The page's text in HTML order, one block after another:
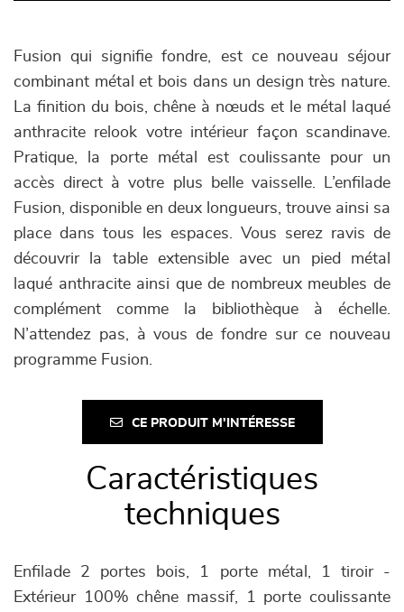
Fusion qui signifie fondre, est ce nouveau séjour
combinant métal et bois dans un design très nature.
La finition du bois, chêne à nœuds et le métal laqué
anthracite relook votre intérieur façon scandinave.
Pratique, la porte métal est coulissante pour un
accès direct à votre plus belle vaisselle. L’enfilade
Fusion, disponible en deux longueurs, trouve ainsi sa
place dans tous les espaces. Vous serez ravis de
découvrir la table extensible avec un pied métal
laqué anthracite ainsi que de nombreux meubles de
complément comme la bibliothèque à échelle.
N’attendez pas, à vous de fondre sur ce nouveau
programme Fusion.
CE PRODUIT M'INTÉRESSE
Caractéristiques
techniques
Enfilade 2 portes bois, 1 porte métal, 1 tiroir -
Extérieur 100% chêne massif, 1 porte coulissante